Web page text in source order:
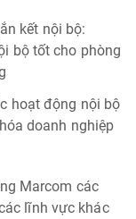
kết nội bộ:
bộ tốt cho phòng
hoạt động nội bộ
doanh nghiệp
Marcom các
lĩnh vực khác